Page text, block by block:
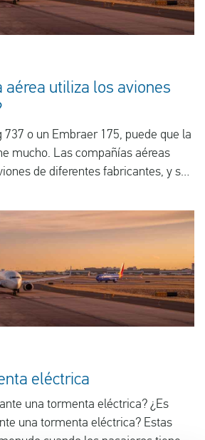
en todo el mundo. ¿Cuáles son sus
compañía aérea quiebra y a qué
aérea utiliza los aviones
o un Embraer 175, puede que la
mucho. Las compañías aéreas
de diferentes fabricantes, y son
más cómodos para sus
eléctrica
una tormenta eléctrica? ¿Es
una tormenta eléctrica? Estas